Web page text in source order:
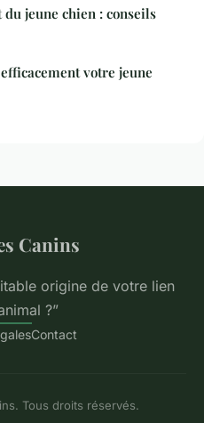
jeune chien : conseils
votre jeune
Canins
origine de votre lien
?”
Contact
Tous droits réservés.